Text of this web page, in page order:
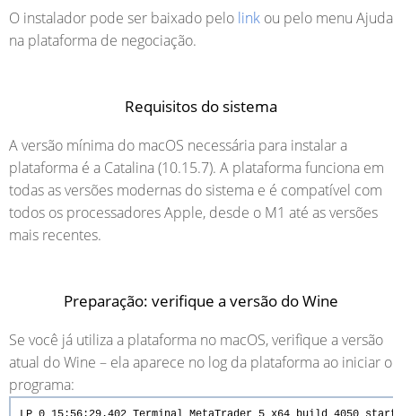
O instalador pode ser baixado pelo link ou pelo menu Ajuda
na plataforma de negociação.
Requisitos do sistema
A versão mínima do macOS necessária para instalar a
plataforma é a Catalina (10.15.7). A plataforma funciona em
todas as versões modernas do sistema e é compatível com
todos os processadores Apple, desde o M1 até as versões
mais recentes.
Preparação: verifique a versão do Wine
Se você já utiliza a plataforma no macOS, verifique a versão
atual do Wine – ela aparece no log da plataforma ao iniciar o
programa: